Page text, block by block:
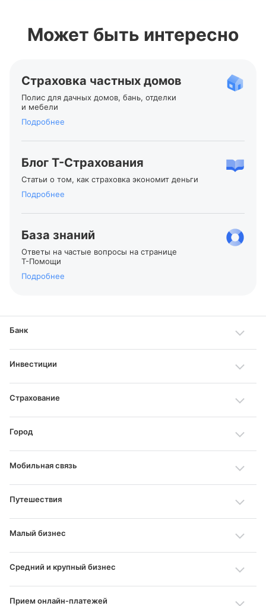
Может быть интересно
Страховка частных домов
Полис для дачных домов, бань, отделки
и мебели
Подробнее
Блог Т-Страхования
Статьи о том, как страховка экономит деньги
Подробнее
База знаний
Ответы на частые вопросы на странице
Т-Помощи
Подробнее
Банк
Инвестиции
Страхование
Город
Мобильная связь
Путешествия
Малый бизнес
Средний и крупный бизнес
Прием онлайн‑платежей